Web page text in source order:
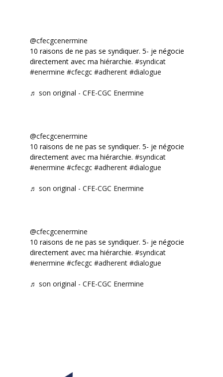
@cfecgcenermine
10 raisons de ne pas se syndiquer. 5- je négocie
directement avec ma hiérarchie. #syndicat
#enermine #cfecgc #adherent #dialogue
♬ son original - CFE-CGC Enermine
@cfecgcenermine
10 raisons de ne pas se syndiquer. 5- je négocie
directement avec ma hiérarchie. #syndicat
#enermine #cfecgc #adherent #dialogue
♬ son original - CFE-CGC Enermine
@cfecgcenermine
10 raisons de ne pas se syndiquer. 5- je négocie
directement avec ma hiérarchie. #syndicat
#enermine #cfecgc #adherent #dialogue
♬ son original - CFE-CGC Enermine